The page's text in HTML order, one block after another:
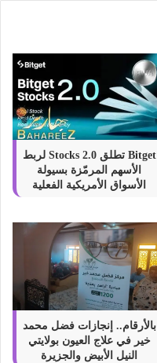
Bitget تطلق Stocks 2.0 لربط
الأسهم المرمّزة بسيولة
الأسواق الأمريكية الفعلية
بالأرقام.. إنجازات فضل محمد
خير في علاج العيون بولايتي
النيل الأبيض والجزيرة